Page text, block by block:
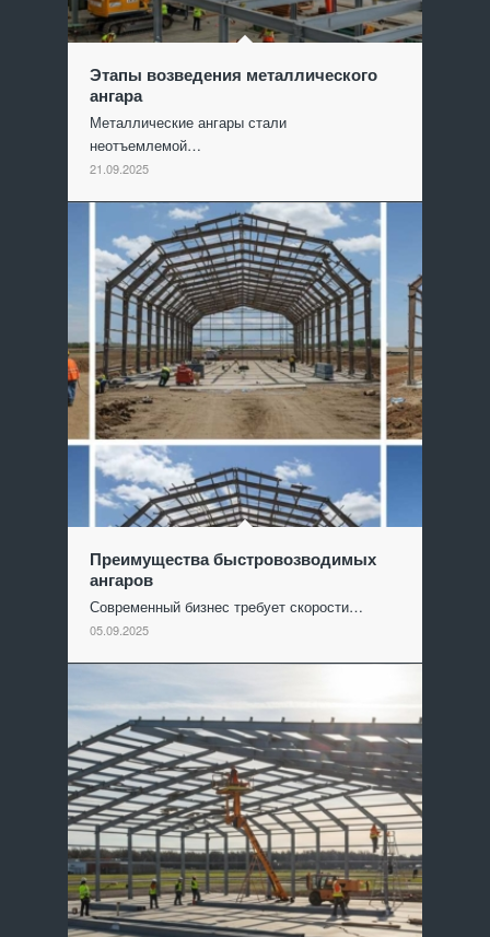
Этапы возведения металлического
ангара
Металлические ангары стали
неотъемлемой…
21.09.2025
Преимущества быстровозводимых
ангаров
Современный бизнес требует скорости…
05.09.2025